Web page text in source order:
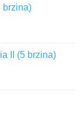
brzina)
II (5 brzina)